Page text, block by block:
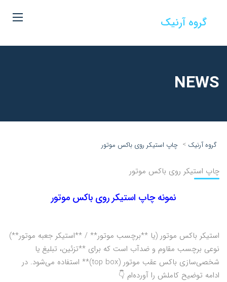
گروه آرنیک
NEWS
گروه آرنیک > چاپ استیکر روی باکس موتور
چاپ استیکر روی باکس موتور
نمونه چاپ استیکر روی باکس موتور
استیکر باکس موتور (یا **برچسب موتور** / **استیکر جعبه موتور**)
نوعی برچسب مقاوم و ضدآب است که برای **تزئین، تبلیغ یا
شخصی‌سازی باکس عقب موتور (top box)** استفاده می‌شود. در
ادامه توضیح کاملش را آورده‌ام 👇